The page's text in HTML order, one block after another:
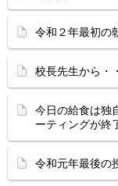
令和２年最初の
校長先生から・
今日の給食は独
ーティングが終
令和元年最後